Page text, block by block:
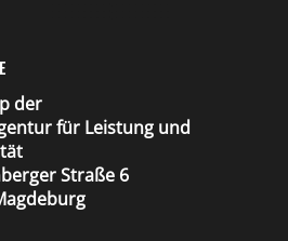
der
für Leistung und
Straße 6